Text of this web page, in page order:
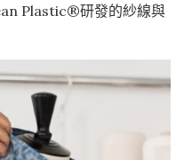
Plastic®研發的紗線與